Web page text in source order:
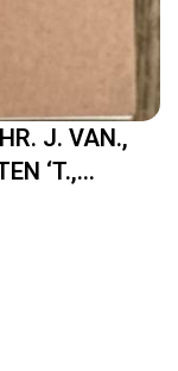
J. VAN.,
‘T.,
J.W.